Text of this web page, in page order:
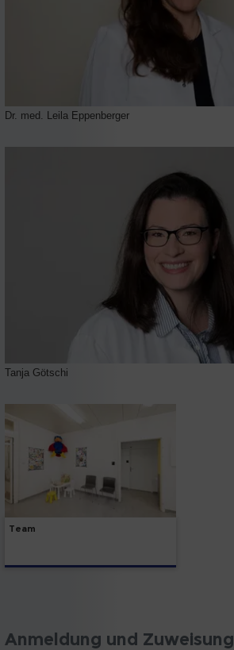
Dr. med. Leila Eppenberger
Tanja Götschi
Team
Anmeldung und Zuweisung